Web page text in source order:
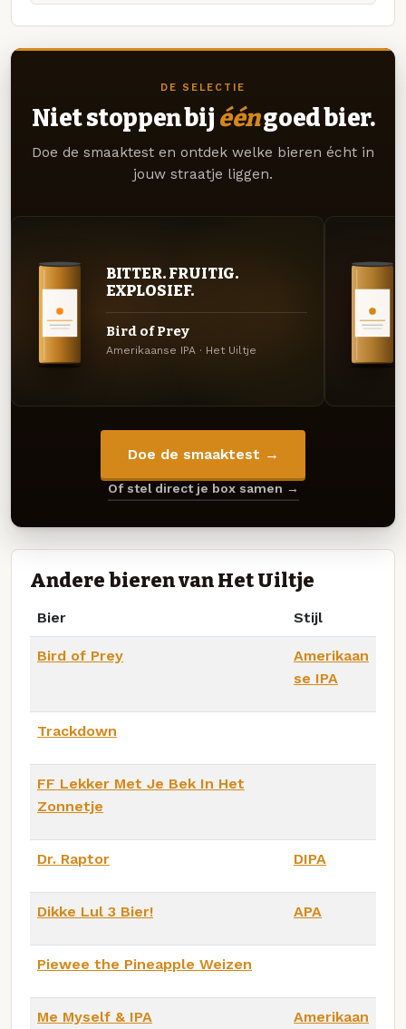
DE SELECTIE
Niet stoppen bij ééngoed bier.
Doe de smaaktest en ontdek welke bieren écht in
jouw straatje liggen.
BITTER. FRUITIG.
EXPLOSIEF.
Bird of Prey
Amerikaanse IPA · Het Uiltje
Doe de smaaktest →
Of stel direct je box samen →
Andere bieren van Het Uiltje
Bier Stijl
Bird of Prey
Amerikaan
se IPA
Trackdown
FF Lekker Met Je Bek In Het
Zonnetje
Dr. Raptor DIPA
Dikke Lul 3 Bier! APA
Piewee the Pineapple Weizen
Me Myself & IPA
Amerikaan